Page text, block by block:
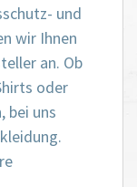
und
wir Ihnen
an. Ob
oder
bei uns